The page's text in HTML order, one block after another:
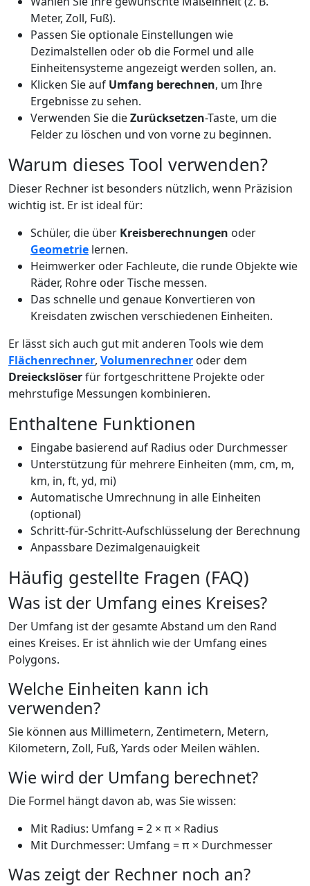
Meter, Zoll, Fuß).
Passen Sie optionale Einstellungen wie
Dezimalstellen oder ob die Formel und alle
Einheitensysteme angezeigt werden sollen, an.
Klicken Sie auf Umfang berechnen, um Ihre
Ergebnisse zu sehen.
Verwenden Sie dieZurücksetzen-Taste, um die
Felder zu löschen und von vorne zu beginnen.
Warum dieses Tool verwenden?
Dieser Rechner ist besonders nützlich, wenn Präzision
wichtig ist. Er ist ideal für:
Schüler, die über Kreisberechnungen oder
Geometrie lernen.
Heimwerker oder Fachleute, die runde Objekte wie
Räder, Rohre oder Tische messen.
Das schnelle und genaue Konvertieren von
Kreisdaten zwischen verschiedenen Einheiten.
Er lässt sich auch gut mit anderen Tools wie dem
Flächenrechner, Volumenrechner oder dem
Dreieckslöserfür fortgeschrittene Projekte oder
mehrstufige Messungen kombinieren.
Enthaltene Funktionen
Eingabe basierend auf Radius oder Durchmesser
Unterstützung für mehrere Einheiten (mm, cm, m,
km, in, ft, yd, mi)
Automatische Umrechnung in alle Einheiten
(optional)
Schritt-für-Schritt-Aufschlüsselung der Berechnung
Anpassbare Dezimalgenauigkeit
Häufig gestellte Fragen (FAQ)
Was ist der Umfang eines Kreises?
Der Umfang ist der gesamte Abstand um den Rand
eines Kreises. Er ist ähnlich wie der Umfang eines
Polygons.
Welche Einheiten kann ich
verwenden?
Sie können aus Millimetern, Zentimetern, Metern,
Kilometern, Zoll, Fuß, Yards oder Meilen wählen.
Wie wird der Umfang berechnet?
Die Formel hängt davon ab, was Sie wissen:
Mit Radius: Umfang = 2 × π × Radius
Mit Durchmesser: Umfang = π × Durchmesser
Was zeigt der Rechner noch an?